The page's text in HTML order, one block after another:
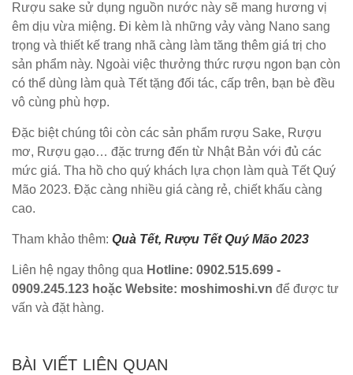
Rượu sake sử dụng nguồn nước này sẽ mang hương vị
êm dịu vừa miệng. Đi kèm là những vảy vàng Nano sang
trọng và thiết kế trang nhã càng làm tăng thêm giá trị cho
sản phẩm này. Ngoài việc thưởng thức rượu ngon bạn còn
có thể dùng làm quà Tết tặng đối tác, cấp trên, bạn bè đều
vô cùng phù hợp.
Đặc biệt chúng tôi còn các sản phẩm rượu Sake, Rượu
mơ, Rượu gạo… đặc trưng đến từ Nhật Bản với đủ các
mức giá. Tha hồ cho quý khách lựa chọn làm quà Tết Quý
Mão 2023. Đặc càng nhiều giá càng rẻ, chiết khấu càng
cao.
Tham khảo thêm: Quà Tết, Rượu Tết Quý Mão 2023
Liên hệ ngay thông qua Hotline: 0902.515.699 -
0909.245.123 hoặc Website: moshimoshi.vn để được tư
vấn và đặt hàng.
BÀI VIẾT LIÊN QUAN